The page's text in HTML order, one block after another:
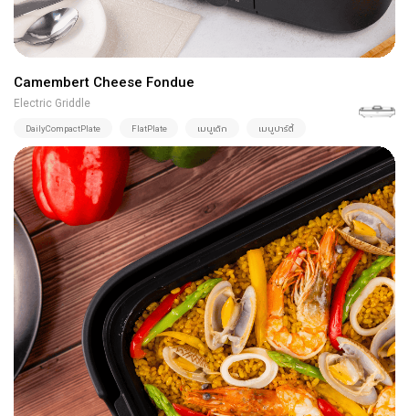
Camembert Cheese Fondue
Electric Griddle
DailyCompactPlate FlatPlate เมนูเด็ก เมนูปาร์ตี้